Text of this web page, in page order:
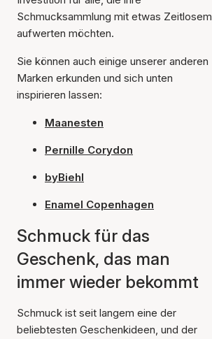
Schmucksammlung mit etwas Zeitlosem
aufwerten möchten.
Sie können auch einige unserer anderen
Marken erkunden und sich unten
inspirieren lassen:
Maanesten
Pernille Corydon
byBiehl
Enamel Copenhagen
Schmuck für das
Geschenk, das man
immer wieder bekommt
Schmuck ist seit langem eine der
beliebtesten Geschenkideen, und der